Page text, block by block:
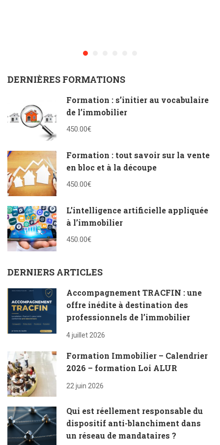
DERNIÈRES FORMATIONS
Formation : s’initier au vocabulaire
de l’immobilier
450.00€
Formation : tout savoir sur la vente
en bloc et à la découpe
450.00€
L’intelligence artificielle appliquée
à l’immobilier
450.00€
DERNIERS ARTICLES
Accompagnement TRACFIN : une
offre inédite à destination des
professionnels de l’immobilier
4 juillet 2026
Formation Immobilier – Calendrier
2026 – formation Loi ALUR
22 juin 2026
Qui est réellement responsable du
dispositif anti-blanchiment dans
un réseau de mandataires ?